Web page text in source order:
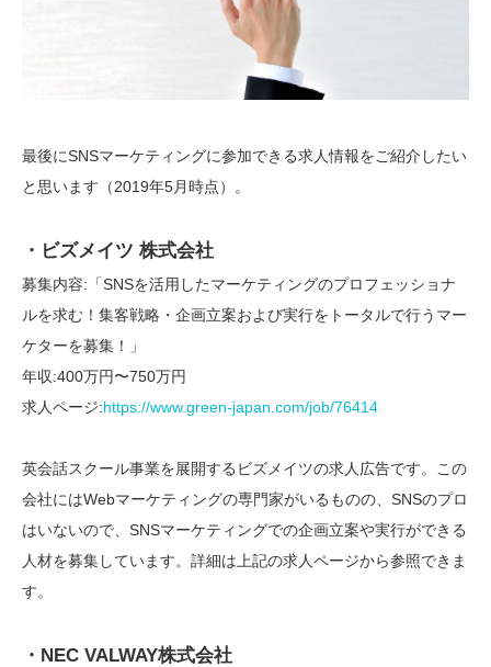
最後にSNSマーケティングに参加できる求人情報をご紹介したい
と思います（2019年5月時点）。
・ビズメイツ 株式会社
募集内容:「SNSを活用したマーケティングのプロフェッショナ
ルを求む！集客戦略・企画立案および実行をトータルで行うマー
ケターを募集！」
年収:400万円〜750万円
求人ページ:https://www.green-japan.com/job/76414
英会話スクール事業を展開するビズメイツの求人広告です。この
会社にはWebマーケティングの専門家がいるものの、SNSのプロ
はいないので、SNSマーケティングでの企画立案や実行ができる
人材を募集しています。詳細は上記の求人ページから参照できま
す。
・NEC VALWAY株式会社